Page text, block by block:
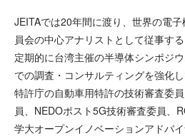
JEITAでは20年間に渡り、世界の電
員会の中心アナリストとして従事する
定期的に台湾主催の半導体シンポジ
での調査・コンサルティングを強化し
特許庁の自動車用特許の技術審査委
員、NEDOポスト5G技術審査委員、
学大オープンイノベーションアドバ